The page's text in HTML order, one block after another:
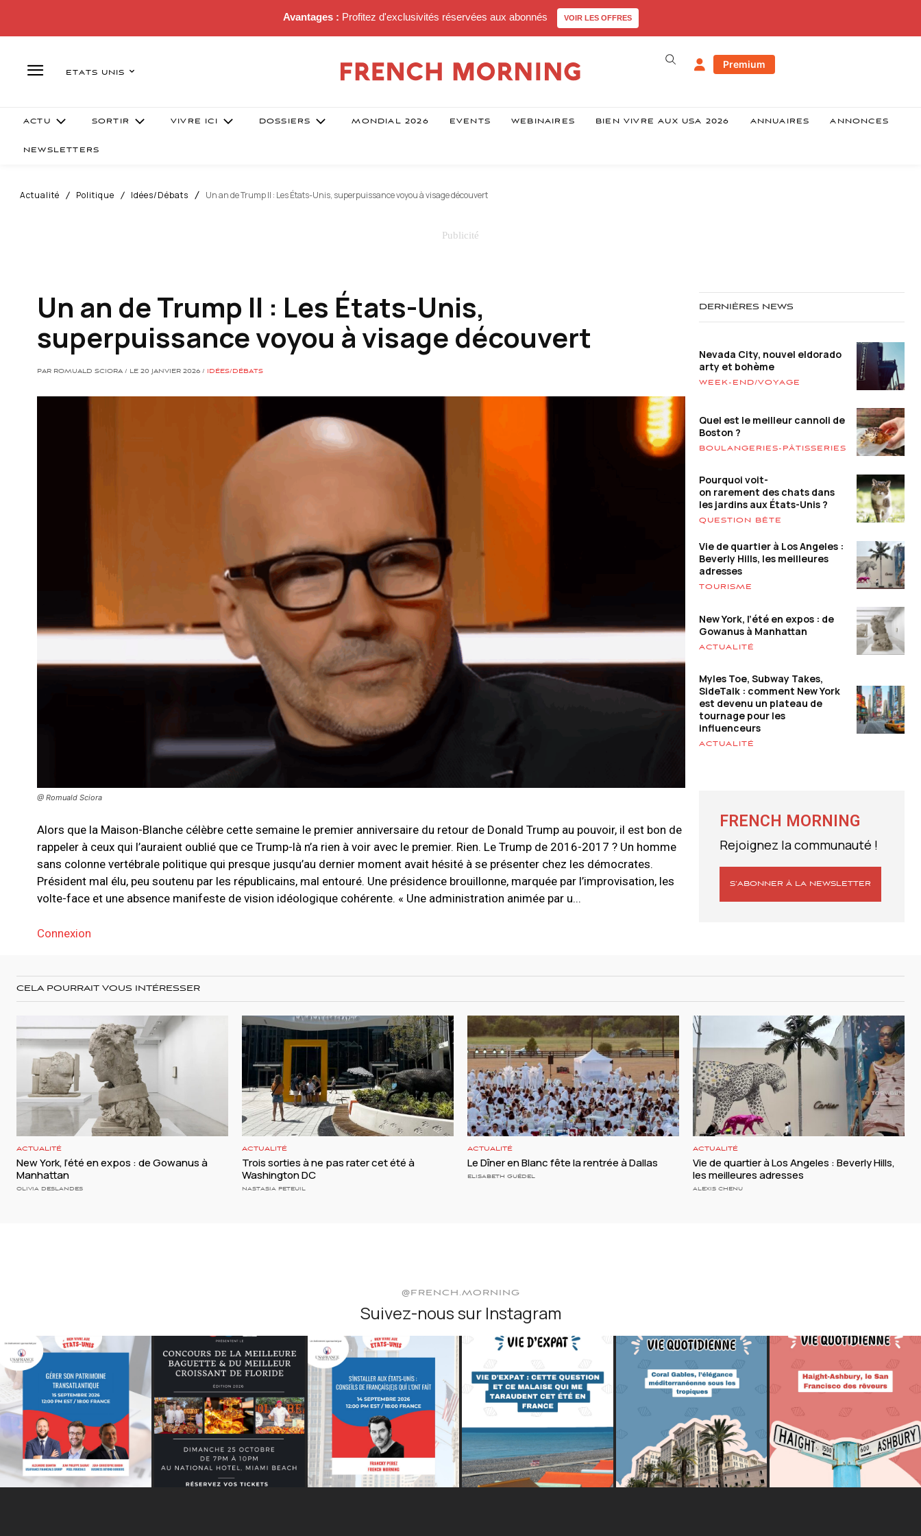
Avantages : Profitez d'exclusivités réservées aux abonnés VOIR LES OFFRES
ETATS UNIS
Premium
ACTU SORTIR VIVRE ICI DOSSIERS MONDIAL 2026 EVENTS WEBINAIRES BIEN VIVRE AUX USA 2026 ANNUAIRES ANNONCES
NEWSLETTERS
Actualité Politique Idées/Débats Un an de Trump II : Les États-Unis, superpuissance voyou à visage découvert
Un an de Trump II : Les États-Unis,
superpuissance voyou à visage découvert
PAR ROMUALD SCIORA / LE 20 JANVIER 2026 / IDÉES/DÉBATS
@ Romuald Sciora
Alors que la Maison-Blanche célèbre cette semaine le premier anniversaire du retour de Donald Trump au pouvoir, il est bon de
rappeler à ceux qui l’auraient oublié que ce Trump-là n’a rien à voir avec le premier. Rien. Le Trump de 2016-2017 ? Un homme
sans colonne vertébrale politique qui presque jusqu’au dernier moment avait hésité à se présenter chez les démocrates.
Président mal élu, peu soutenu par les républicains, mal entouré. Une présidence brouillonne, marquée par l’improvisation, les
volte-face et une absence manifeste de vision idéologique cohérente. « Une administration animée par u...
Connexion
DERNIÈRES NEWS
Nevada City, nouvel eldorado
arty et bohème
WEEK-END/VOYAGE
Quel est le meilleur cannoli de
Boston ?
BOULANGERIES-PÂTISSERIES
Pourquoi voit-
on rarement des chats dans
les jardins aux États-Unis ?
QUESTION BÊTE
Vie de quartier à Los Angeles :
Beverly Hills, les meilleures
adresses
TOURISME
New York, l’été en expos : de
Gowanus à Manhattan
ACTUALITÉ
Myles Toe, Subway Takes,
SideTalk : comment New York
est devenu un plateau de
tournage pour les
influenceurs
ACTUALITÉ
FRENCH MORNING
Rejoignez la communauté !
S’ABONNER À LA NEWSLETTER
CELA POURRAIT VOUS INTÉRESSER
ACTUALITÉ
New York, l’été en expos : de Gowanus à
Manhattan
OLIVIA DESLANDES
ACTUALITÉ
Trois sorties à ne pas rater cet été à
Washington DC
NASTASIA PETEUIL
ACTUALITÉ
Le Dîner en Blanc fête la rentrée à Dallas
ELISABETH GUÉDEL
ACTUALITÉ
Vie de quartier à Los Angeles : Beverly Hills,
les meilleures adresses
ALEXIS CHENU
@FRENCH.MORNING
Suivez-nous sur Instagram